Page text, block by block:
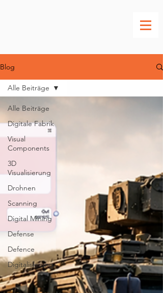
Blog
Alle Beiträge
Digitale Fabrik
Visual
Components
3D
Visualisierung
Drohnen
Scanning
Digital Mining
Defense
Defence
Digitalisierung
Alle Beiträge